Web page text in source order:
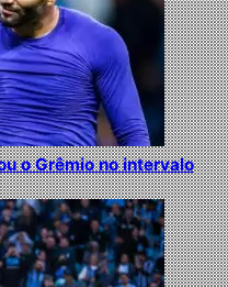
o Grêmio no intervalo